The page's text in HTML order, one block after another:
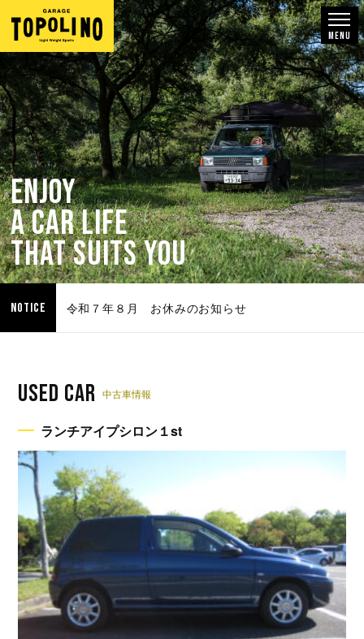
Enjoy
a car life
that suits you
NOTICE 令和７年８月 お休みのお知らせ
USED CAR 中古車情報
ランチアイプシロン１st